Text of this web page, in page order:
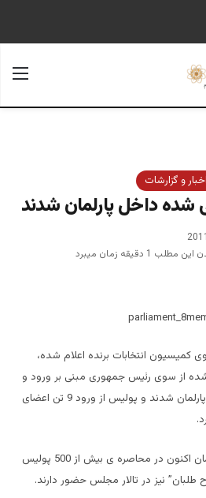
اخبار و گزارشات
شده داخل پارلمان شدند
مطلب 1 دقیقه زمان میبرد
کمیسیون انتخابات برنده اعلام شده،
از سوی رئیس جمهوری مبنی بر ورود و
احراز کرسی هایشان، داخل تالار پارلمان شدند و پولیس از ورود 9 تن اعضای
گزارش ها حاکیست که تالار پارلمان اکنون در محاصره ی بیش از 500 پولیس
طلبان” نیز در تالار مجلس حضور دارند.